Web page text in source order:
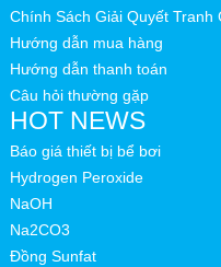
Chính Sách Giải Quyết Tranh
Hướng dẫn mua hàng
Hướng dẫn thanh toán
Câu hỏi thường gặp
HOT NEWS
Báo giá thiết bị bể bơi
Hydrogen Peroxide
NaOH
Na2CO3
Đồng Sunfat